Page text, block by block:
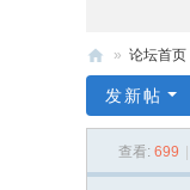
奇
» 论坛首页
发新帖
查看: 699